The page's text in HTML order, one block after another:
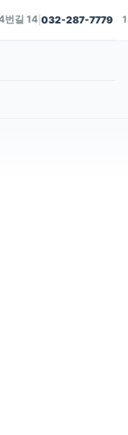
번길 14 |032-287-7779